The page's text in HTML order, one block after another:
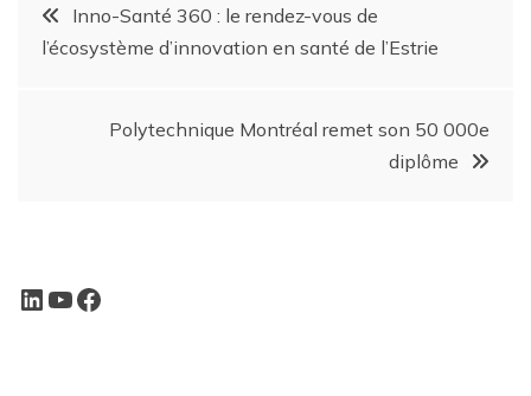
Inno-Santé 360 : le rendez-vous de
l’écosystème d’innovation en santé de l’Estrie
Polytechnique Montréal remet son 50 000e
diplôme